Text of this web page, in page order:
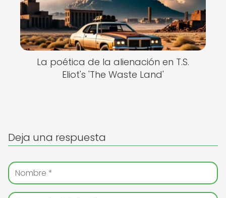
La poética de la alienación en T.S.
Eliot's 'The Waste Land'
Deja una respuesta